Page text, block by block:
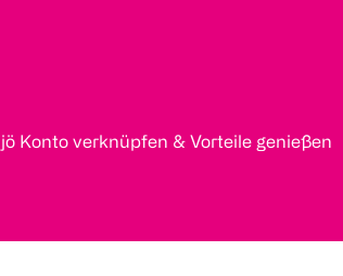
jö Konto verknüpfen & Vorteile genießen